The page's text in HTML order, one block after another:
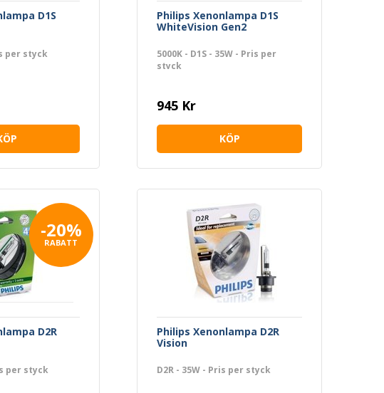
D1S
per styck
Philips Xenonlampa D1S
WhiteVision Gen2
5000K - D1S - 35W - Pris per
styck
945 Kr
KÖP
-20%
RABATT
D2R
per styck
Philips Xenonlampa D2R
Vision
D2R - 35W - Pris per styck